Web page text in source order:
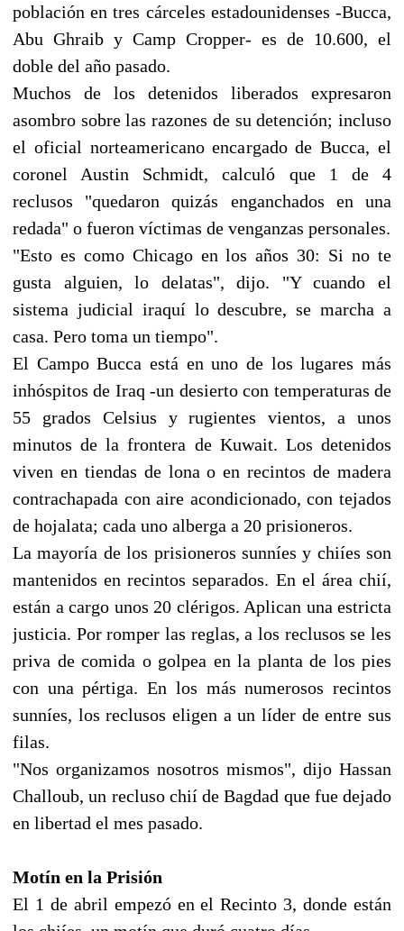
población en tres cárceles estadounidenses -Bucca,
Abu Ghraib y Camp Cropper- es de 10.600, el
doble del año pasado.
Muchos de los detenidos liberados expresaron
asombro sobre las razones de su detención; incluso
el oficial norteamericano encargado de Bucca, el
coronel Austin Schmidt, calculó que 1 de 4
reclusos "quedaron quizás enganchados en una
redada" o fueron víctimas de venganzas personales.
"Esto es como Chicago en los años 30: Si no te
gusta alguien, lo delatas", dijo. "Y cuando el
sistema judicial iraquí lo descubre, se marcha a
casa. Pero toma un tiempo".
El Campo Bucca está en uno de los lugares más
inhóspitos de Iraq -un desierto con temperaturas de
55 grados Celsius y rugientes vientos, a unos
minutos de la frontera de Kuwait. Los detenidos
viven en tiendas de lona o en recintos de madera
contrachapada con aire acondicionado, con tejados
de hojalata; cada uno alberga a 20 prisioneros.
La mayoría de los prisioneros sunníes y chiíes son
mantenidos en recintos separados. En el área chií,
están a cargo unos 20 clérigos. Aplican una estricta
justicia. Por romper las reglas, a los reclusos se les
priva de comida o golpea en la planta de los pies
con una pértiga. En los más numerosos recintos
sunníes, los reclusos eligen a un líder de entre sus
filas.
"Nos organizamos nosotros mismos", dijo Hassan
Challoub, un recluso chií de Bagdad que fue dejado
en libertad el mes pasado.
Motín en la Prisión
El 1 de abril empezó en el Recinto 3, donde están